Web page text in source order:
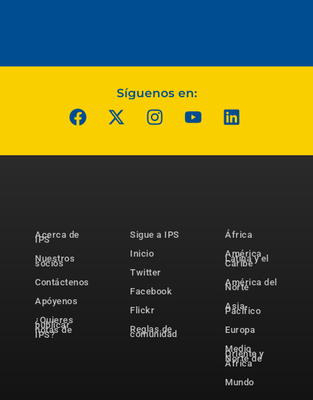
Síguenos en:
Acerca de
IPS
Nuestros
socios
Contáctenos
Apóyenos
¿Quieres
publicar
notas de
IPS?
Sigue a IPS
Inicio
Twitter
Facebook
Flickr
Reglas de
comunidad
África
América
Latina y el
Caribe
América del
Norte
Asia-
Pacífico
Europa
Medio
Oriente y
Norte de
África
Mundo